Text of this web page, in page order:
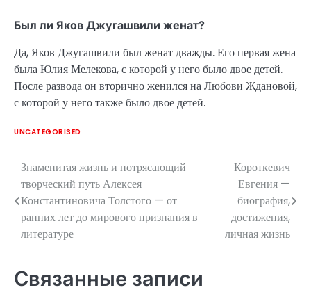
Был ли Яков Джугашвили женат?
Да, Яков Джугашвили был женат дважды. Его первая жена
была Юлия Мелекова, с которой у него было двое детей.
После развода он вторично женился на Любови Ждановой,
с которой у него также было двое детей.
UNCATEGORISED
Навигация
по
записям
Знаменитая жизнь и потрясающий
творческий путь Алексея
Константиновича Толстого — от
ранних лет до мирового признания в
литературе
Короткевич
Евгения —
биография,
достижения,
личная жизнь
Связанные записи